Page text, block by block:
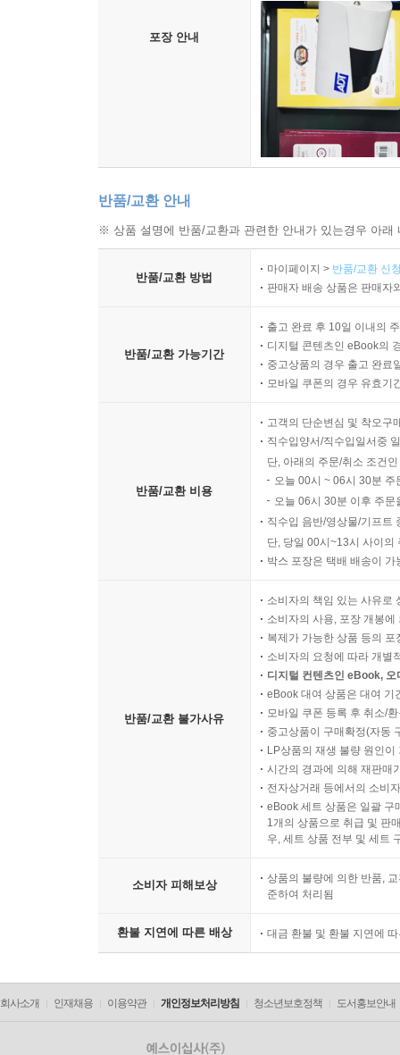
포장 안내
반품/교환 안내
※ 상품 설명에 반품/교환과 관련한 안내가 있는경우 아
반품/교환 방법
마이페이지 > 반품/교환 신
판매자 배송 상품은 판매자
반품/교환 가능기간
출고 완료 후 10일 이내의
디지털 콘텐츠인 eBook의
중고상품의 경우 출고 완료
모바일 쿠폰의 경우 유효기
반품/교환 비용
고객의 단순변심 및 착오구
직수입양서/직수입일서중
단, 아래의 주문/취소 조건
오늘 00시 ~ 06시 30분
오늘 06시 30분 이후 주
직수입 음반/영상물/기프트
단, 당일 00시~13시 사이의
박스 포장은 택배 배송이
반품/교환 불가사유
소비자의 책임 있는 사유로
소비자의 사용, 포장 개봉
복제가 가능한 상품 등의
소비자의 요청에 따라 개별
디지털 컨텐츠인 eBook,
eBook 대여 상품은 대여 기
모바일 쿠폰 등록 후 취소/
중고상품이 구매확정(자동
LP상품의 재생 불량 원인
시간의 경과에 의해 재판매
전자상거래 등에서의 소비
eBook 세트 상품은 일괄 구
1개의 상품으로 취급 및 판
우, 세트 상품 전부 및 세트
소비자 피해보상
상품의 불량에 의한 반품,
준하여 처리됨
환불 지연에 따른 배상 대금 환불 및 환불 지연에
회사소개 인재채용 이용약관 개인정보처리방침 청소년보호정책 도서홍보안내